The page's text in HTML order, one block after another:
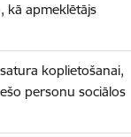
kā apmeklētājs
koplietošanai,
personu sociālos